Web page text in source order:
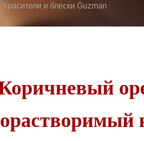
Красители и блески Guzman